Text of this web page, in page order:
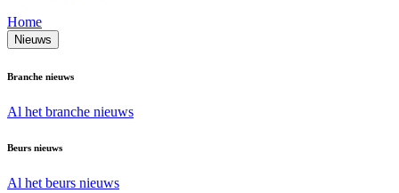
Home
Nieuws
Branche nieuws
Al het branche nieuws
Beurs nieuws
Al het beurs nieuws